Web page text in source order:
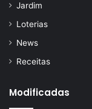
Jardim
Loterias
News
Receitas
Modificadas